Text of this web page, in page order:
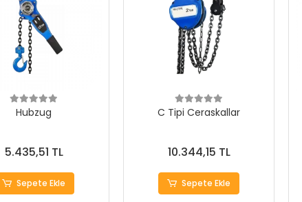
Hubzug
5.435,51 TL
Sepete Ekle
C Tipi Ceraskallar
10.344,15 TL
Sepete Ekle